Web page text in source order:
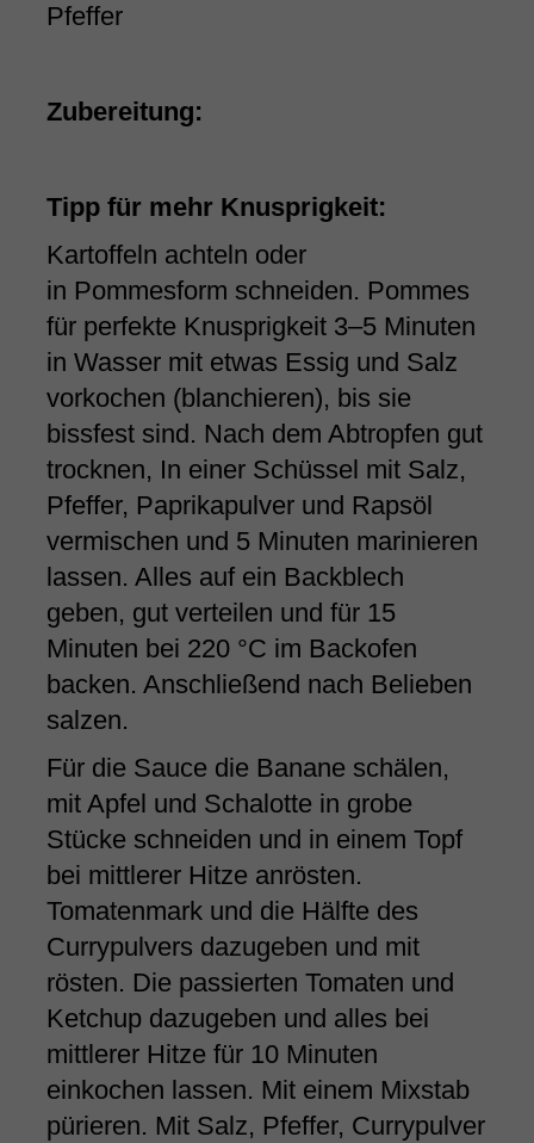
Pfeffer
Zubereitung:
Tipp für mehr Knusprigkeit:
Kartoffeln achteln oder
in Pommesform schneiden. Pommes
für perfekte Knusprigkeit 3–5 Minuten
in Wasser mit etwas Essig und Salz
vorkochen (blanchieren), bis sie
bissfest sind. Nach dem Abtropfen gut
trocknen, In einer Schüssel mit Salz,
Pfeffer, Paprikapulver und Rapsöl
vermischen und 5 Minuten marinieren
lassen. Alles auf ein Backblech
geben, gut verteilen und für 15
Minuten bei 220 °C im Backofen
backen. Anschließend nach Belieben
salzen.
Für die Sauce die Banane schälen,
mit Apfel und Schalotte in grobe
Stücke schneiden und in einem Topf
bei mittlerer Hitze anrösten.
Tomatenmark und die Hälfte des
Currypulvers dazugeben und mit
rösten. Die passierten Tomaten und
Ketchup dazugeben und alles bei
mittlerer Hitze für 10 Minuten
einkochen lassen. Mit einem Mixstab
pürieren. Mit Salz, Pfeffer, Currypulver